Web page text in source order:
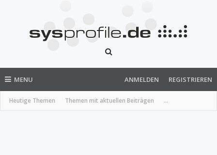
MENU
Heutige Themen Themen mit aktuellen Beiträgen ...
ANMELDEN REGISTRIEREN